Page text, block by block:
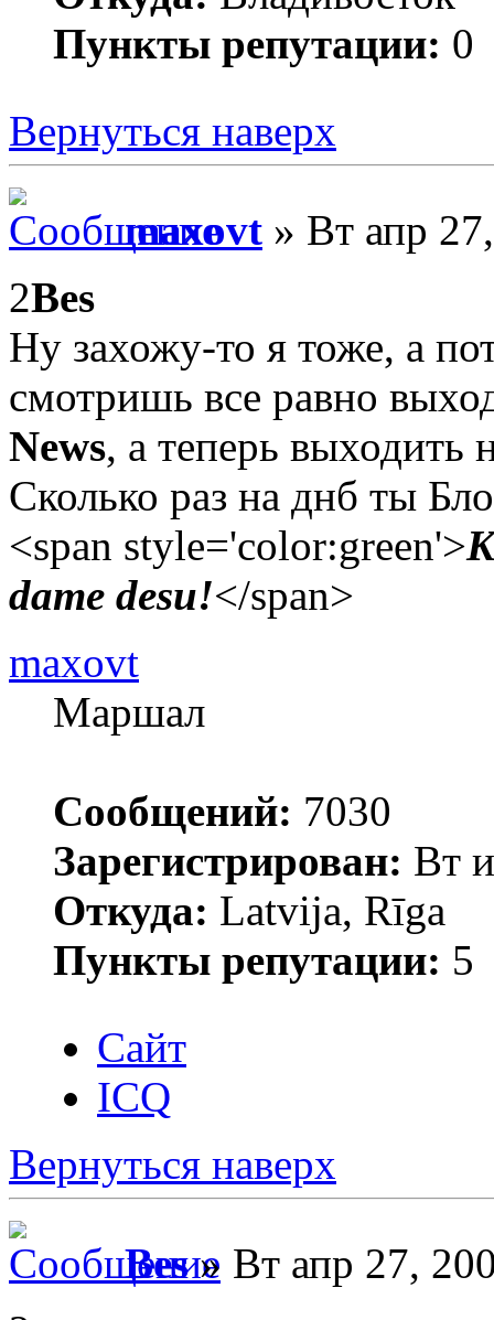
Пункты репутации: 0
Вернуться наверх
maxovt » Вт апр
2Bes
Ну захожу-то я тоже, а
смотришь все равно
News, а теперь выходить
Сколько раз на днб ты
<span style='color:green'>
dame desu!</span>
maxovt
Маршал
Сообщений: 7030
Зарегистрирован: Вт
Откуда: Latvija, Rīga
Пункты репутации: 5
Сайт
ICQ
Вернуться наверх
Bes» Вт апр 27,